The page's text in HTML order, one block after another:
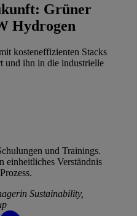
Grüner
Hydrogen
kosteneffizienten Stacks
und ihn in die industrielle
und Trainings.
einheitliches Verständnis
Sustainability,